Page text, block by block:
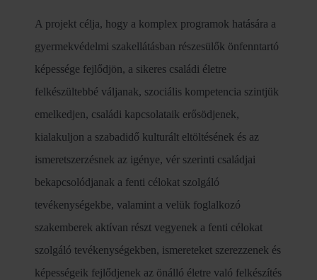
A projekt célja, hogy a komplex programok hatására a
gyermekvédelmi szakellátásban részesülők önfenntartó
képessége fejlődjön, a sikeres családi életre
felkészültebbé váljanak, szociális kompetencia szintjük
emelkedjen, családi kapcsolataik erősödjenek,
kialakuljon a szabadidő kulturált eltöltésének és az
ismeretszerzésnek az igénye, vér szerinti családjai
bekapcsolódjanak a fenti célokat szolgáló
tevékenységekbe, valamint a velük foglalkozó
szakemberek aktívan részt vegyenek a fenti célokat
szolgáló tevékenységekben, ismereteket szerezzenek és
képességeik fejlődjenek az önálló életre való felkészítés